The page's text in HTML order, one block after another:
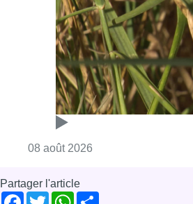
08 août 2026
Partager l'article
Facebook
TwitterWhatsApp